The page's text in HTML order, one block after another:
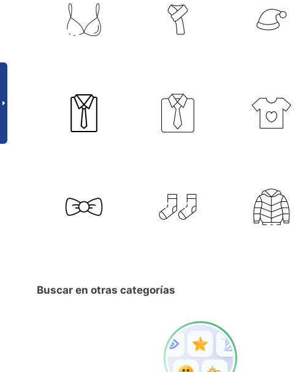
Buscar en otras categorías